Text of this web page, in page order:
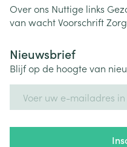
Over ons Nuttige links
van wachtVoorschrift
Nieuwsbrief
Blijf op de hoogte van